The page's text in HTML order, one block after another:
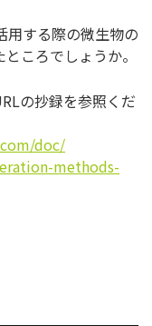
用する際の微生物の
ところでしょうか。
の抄録を参照くだ
doc/
methods-